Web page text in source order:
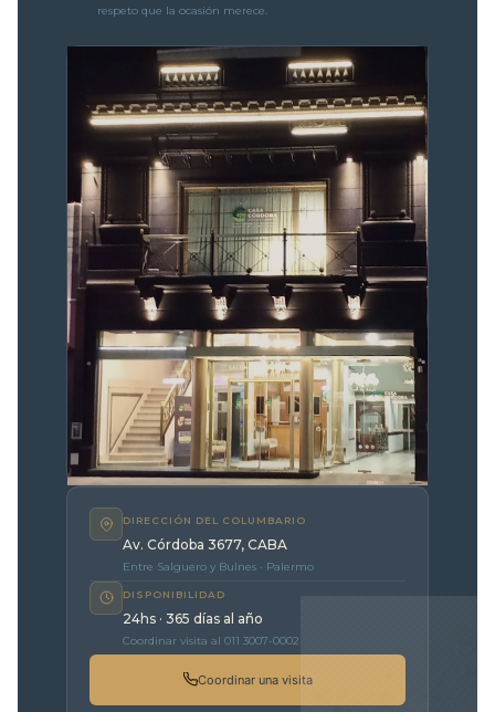
respeto que la ocasión merece.
DIRECCIÓN DEL COLUMBARIO
Av. Córdoba 3677, CABA
Entre Salguero y Bulnes · Palermo
DISPONIBILIDAD
24hs · 365 días al año
Coordinar visita al 011 3007-0002
Coordinar una visita